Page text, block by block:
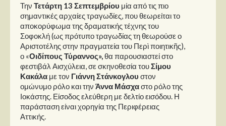
Την Τετάρτη 13 Σεπτεμβρίου μία από τις πιο
σημαντικές αρχαίες τραγωδίες, που θεωρείται το
αποκορύφωμα της δραματικής τέχνης του
Σοφοκλή (ως πρότυπο τραγωδίας τη θεωρούσε ο
Αριστοτέλης στην πραγματεία του Περὶ ποιητικῆς),
ο «Οιδίπους Τύραννος»,θα παρουσιαστεί στο
φεστιβάλ Αισχύλεια, σε σκηνοθεσία τουΣίμου
Κακάλα με τον Γιάννη Στάνκογλου στον
ομώνυμο ρόλο και την Άννα Μάσχαστο ρόλο της
Ιοκάστης. Είσοδος ελεύθερη με δελτίο εισόδου. Η
παράσταση είναι χορηγία της Περιφέρειας
Αττικής.